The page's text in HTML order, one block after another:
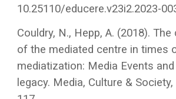
10.25110/educere.v23i2.2023-
Couldry, N., Hepp, A. (2018).
of the mediated centre in times
mediatization: Media Events
legacy. Media, Culture & Society,